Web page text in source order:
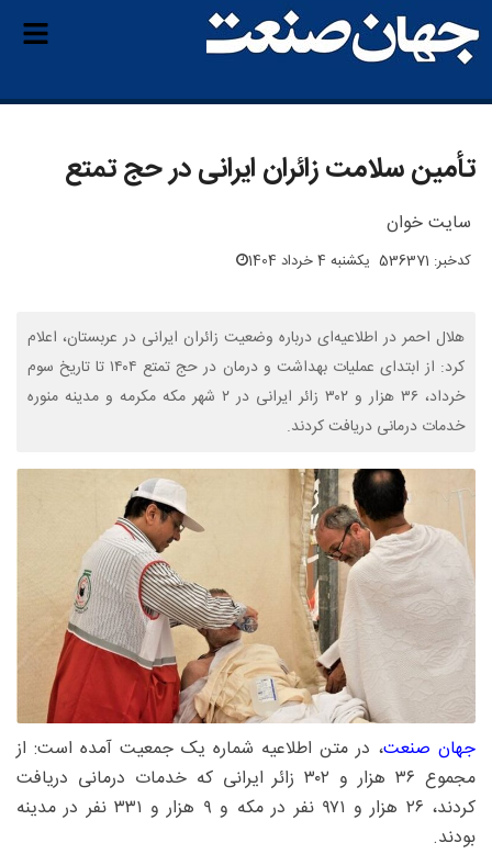
تأمین سلامت زائران ایرانی در حج تمتع
سایت خوان
کدخبر: 536371 یکشنبه 4 خرداد 1404
هلال احمر در اطلاعیه‌ای درباره وضعیت زائران ایرانی در عربستان، اعلام
کرد: از ابتدای عملیات بهداشت و درمان در حج تمتع ۱۴۰۴ تا تاریخ سوم
خرداد، ۳۶ هزار و ۳۰۲ زائر ایرانی در ۲ شهر مکه مکرمه و مدینه منوره
خدمات درمانی دریافت کردند.
جهان صنعت، در متن اطلاعیه شماره یک جمعیت آمده است: از
مجموع ۳۶ هزار و ۳۰۲ زائر ایرانی که خدمات درمانی دریافت
کردند، ۲۶ هزار و ۹۷۱ نفر در مکه و ۹ هزار و ۳۳۱ نفر در مدینه
بودند.